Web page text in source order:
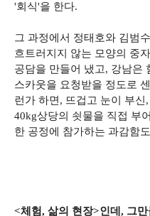
'회식'을 한다.
그 과정에서 정태호와 김범
흐트러지지 않는 모양의 중
공담을 만들어 냈고, 강남은
스카웃을 요청받을 정도로
런가 하면, 뜨겁고 눈이 부
40kg상당의 쇳물을 직접 부
한 공정에 참가하는 과감함
<체험, 삶의 현장>인데, 그